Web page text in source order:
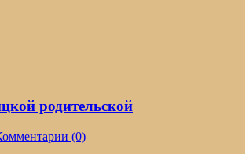
родительской
(0)